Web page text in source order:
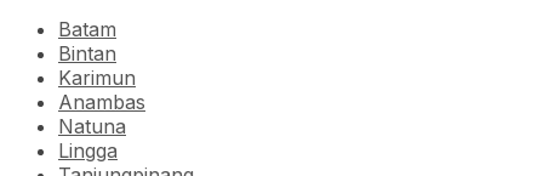
Batam
Bintan
Karimun
Anambas
Natuna
Lingga